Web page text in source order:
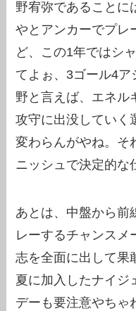
野宥弥であることに
やとアンカーでプレ
ど、この1年ではシ
てよぉ、3ゴール4
野と言えば、エネル
攻守に出没していく
変わらんがやね。そ
ニッシュで決定的な
あとは、中盤から前
レーするチャンスメ
志を全面に出して果
夏に加入したナイジ
デーも要注意やちゃ